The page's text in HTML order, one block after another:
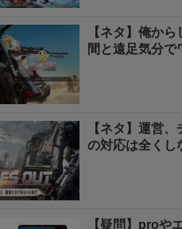
【ネタ】俺か
間と遠足気分で
【ネタ】運営
の対応は全くし
【疑問】proや